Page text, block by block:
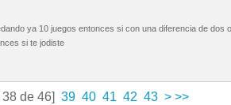
ya 10 juegos entonces si con una diferencia de dos
si te jodiste
de 46] 39 40 41 42 43 >>>